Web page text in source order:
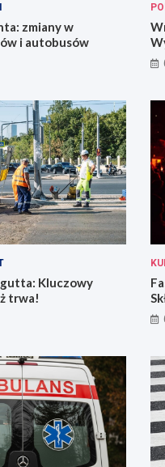
zmiany w
i autobusów
Kluczowy
trwa!